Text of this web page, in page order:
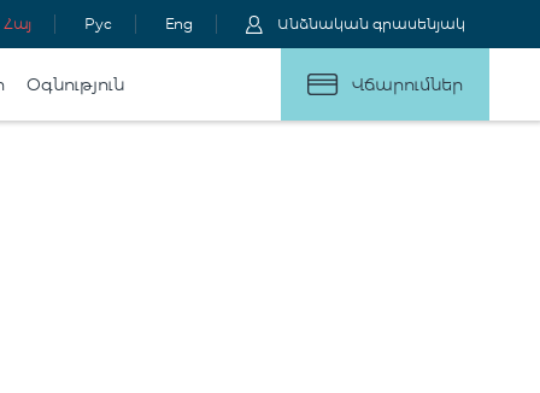
Հայ Рус Eng Անձնական գրասենյակ
Օգնություն Վճարումներ